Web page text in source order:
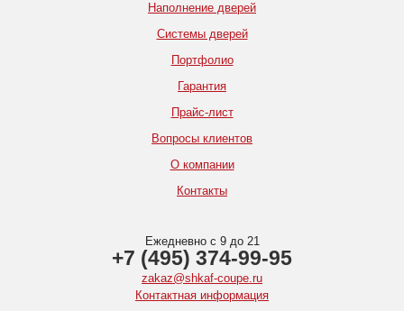
Наполнение дверей
Системы дверей
Портфолио
Гарантия
Прайс-лист
Вопросы клиентов
О компании
Контакты
Ежедневно с 9 до 21
+7 (495) 374-99-95
zakaz@shkaf-coupe.ru
Контактная информация